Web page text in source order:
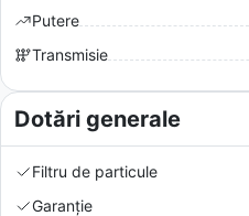
Putere
Transmisie
Dotări generale
Filtru de particule
Garanție